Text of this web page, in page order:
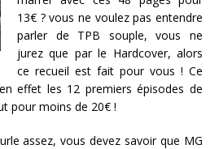
13€ ? vous ne voulez pas entendre
parler de TPB souple, vous ne
jurez que par le Hardcover, alors
ce recueil est fait pour vous ! Ce
effet les 12 premiers épisodes de
pour moins de 20€ !
assez, vous devez savoir que MG